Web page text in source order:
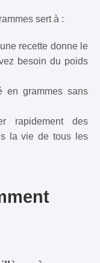
sert à :
recette donne le
besoin du poids
en grammes sans
rapidement des
la vie de tous les